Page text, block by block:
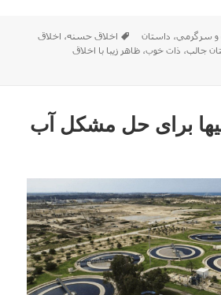
و سرگرمي، داستان برچسب‌ها
اخلاق حسنه، اخلاق
جالب، ذات خوب،ظاهر زیبا با اخلاق
برانگیز
برای حل مشکل آب